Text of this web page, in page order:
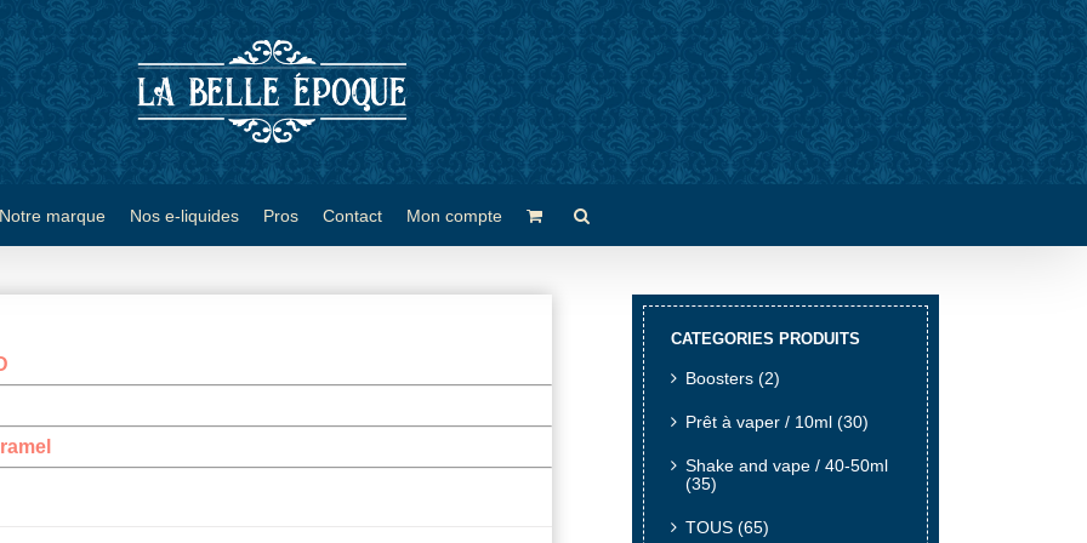
Notre marque Nos e-liquides Pros Contact Mon compte
CATEGORIES PRODUITS
Boosters (2)
Prêt à vaper / 10ml (30)
Shake and vape / 40-50ml
(35)
TOUS (65)